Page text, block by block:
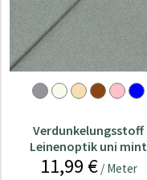
Verdunkelungsstoff
Leinenoptik uni mint
11,99 €/ Meter